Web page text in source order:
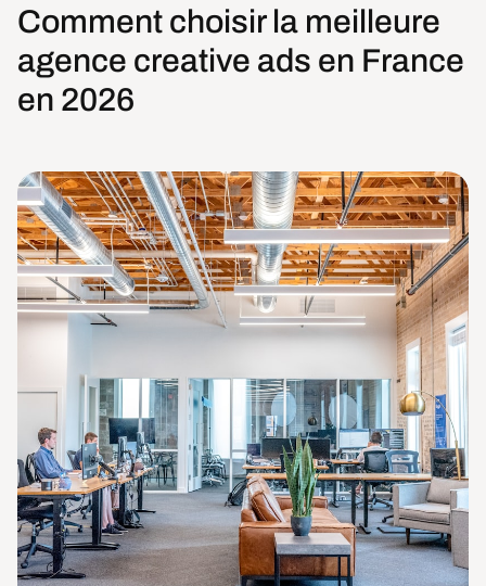
Comment choisir la meilleure
agence creative ads en France
en 2026